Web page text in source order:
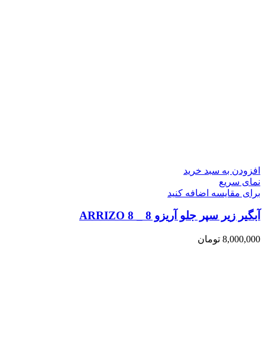
افزودن به سبد خرید
نمای سریع
برای مقایسه اضافه کنید
آبگیر زیر سپر جلو آریزو 8 _ ARRIZO 8
8,000,000 تومان